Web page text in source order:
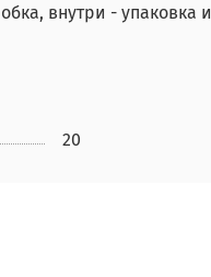
внутри - упаковка
20